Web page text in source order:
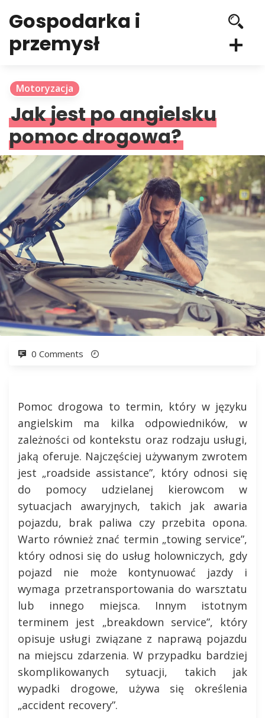
Gospodarka i
przemysł
Motoryzacja
Jak jest po angielsku
pomoc drogowa?
0 Comments
Pomoc drogowa to termin, który w języku
angielskim ma kilka odpowiedników, w
zależności od kontekstu oraz rodzaju usługi,
jaką oferuje. Najczęściej używanym zwrotem
jest „roadside assistance”, który odnosi się
do pomocy udzielanej kierowcom w
sytuacjach awaryjnych, takich jak awaria
pojazdu, brak paliwa czy przebita opona.
Warto również znać termin „towing service”,
który odnosi się do usług holowniczych, gdy
pojazd nie może kontynuować jazdy i
wymaga przetransportowania do warsztatu
lub innego miejsca. Innym istotnym
terminem jest „breakdown service”, który
opisuje usługi związane z naprawą pojazdu
na miejscu zdarzenia. W przypadku bardziej
skomplikowanych sytuacji, takich jak
wypadki drogowe, używa się określenia
„accident recovery”.